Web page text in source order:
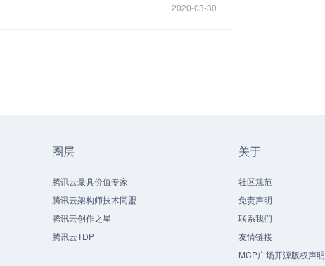
2020-03-30
圈层
腾讯云最具价值专家
腾讯云架构师技术同盟
腾讯云创作之星
腾讯云TDP
关于
社区规范
免责声明
联系我们
友情链接
MCP广场开源版权声明